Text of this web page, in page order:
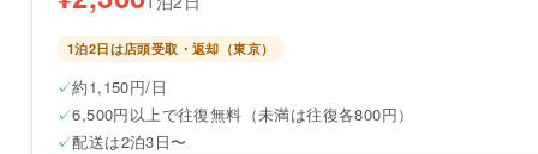
1泊2日は店頭受取・返却（東京）
約1,150円/日
6,500円以上で往復無料（未満は往復各800円）
配送は2泊3日〜